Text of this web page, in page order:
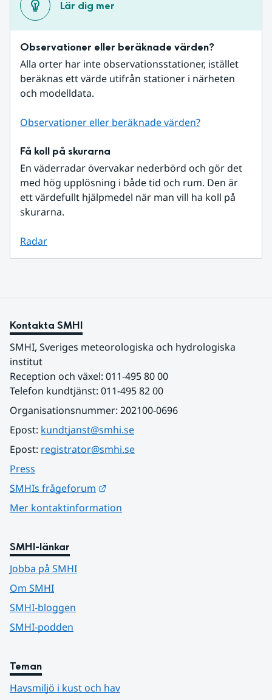
Lär dig mer
Observationer eller beräknade värden?
Alla orter har inte observationsstationer, istället
beräknas ett värde utifrån stationer i närheten
och modelldata.
Observationer eller beräknade värden?
Få koll på skurarna
En väderradar övervakar nederbörd och gör det
med hög upplösning i både tid och rum. Den är
ett värdefullt hjälpmedel när man vill ha koll på
skurarna.
Radar
Kontakta SMHI
SMHI, Sveriges meteorologiska och hydrologiska
institut
Reception och växel: 011-495 80 00
Telefon kundtjänst: 011-495 82 00
Organisationsnummer: 202100-0696
Epost: kundtjanst@smhi.se
Epost: registrator@smhi.se
Press
SMHIs frågeforum
Mer kontaktinformation
SMHI-länkar
Jobba på SMHI
Om SMHI
SMHI-bloggen
SMHI-podden
Teman
Havsmiljö i kust och hav